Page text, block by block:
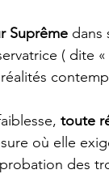
Suprême dans
( dite
toute
où elle
des